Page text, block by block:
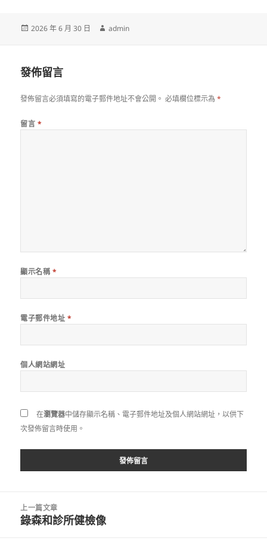
發
2026 年 6 月 30 日
作
admin
發佈留言
發佈留言必須填寫的電子郵件地址不會公開。 必填欄位標示為*
留言 *
顯示名稱 *
電子郵件地址 *
個人網站網址
在瀏覽器中儲存顯示名稱、電子郵件地址及個人網站網址，以供下
次發佈留言時使用。
上一篇文章
上
錄森和診所健檢像